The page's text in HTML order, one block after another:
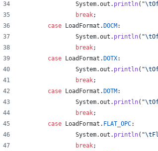
System.out . println( "\t
break;
case
LoadFormat . DOCM :
System.out . println( "\t
break;
case
LoadFormat . DOTX:
System.out . println( "\t
break;
case
LoadFormat . DOTM :
System.out . println( "\t
break;
case
LoadFormat . FLAT_OPC:
System.out . println( "\t
break;